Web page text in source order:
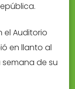
el Auditorio
en llanto al
semana de su